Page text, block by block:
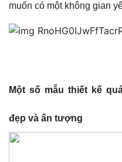
muốn có một không gian
Một số mẫu thiết kế
đẹp và ấn tượng